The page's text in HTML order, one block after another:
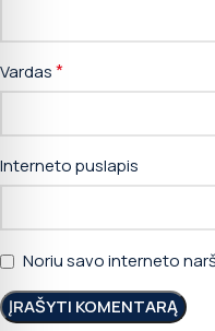
Vardas*
Interneto puslapis
Noriu savo interneto